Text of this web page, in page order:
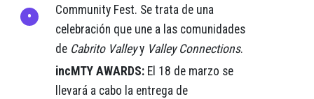
Community Fest. Se trata de una
celebración que une a las comunidades
de Cabrito Valleyy Valley Connections.
incMTY AWARDS: El 18 de marzo se
llevará a cabo la entrega de